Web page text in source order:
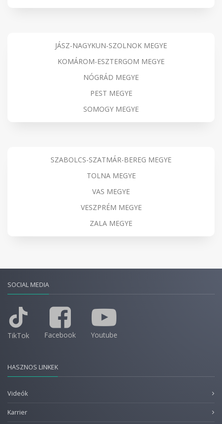
JÁSZ-NAGYKUN-SZOLNOK MEGYE
KOMÁROM-ESZTERGOM MEGYE
NÓGRÁD MEGYE
PEST MEGYE
SOMOGY MEGYE
SZABOLCS-SZATMÁR-BEREG MEGYE
TOLNA MEGYE
VAS MEGYE
VESZPRÉM MEGYE
ZALA MEGYE
SOCIAL MEDIA
TikTok Facebook Youtube
HASZNOS LINKEK
Videók
Karrier